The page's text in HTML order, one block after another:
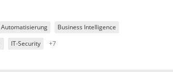
Automatisierung Business Intelligence
IT-Security +7